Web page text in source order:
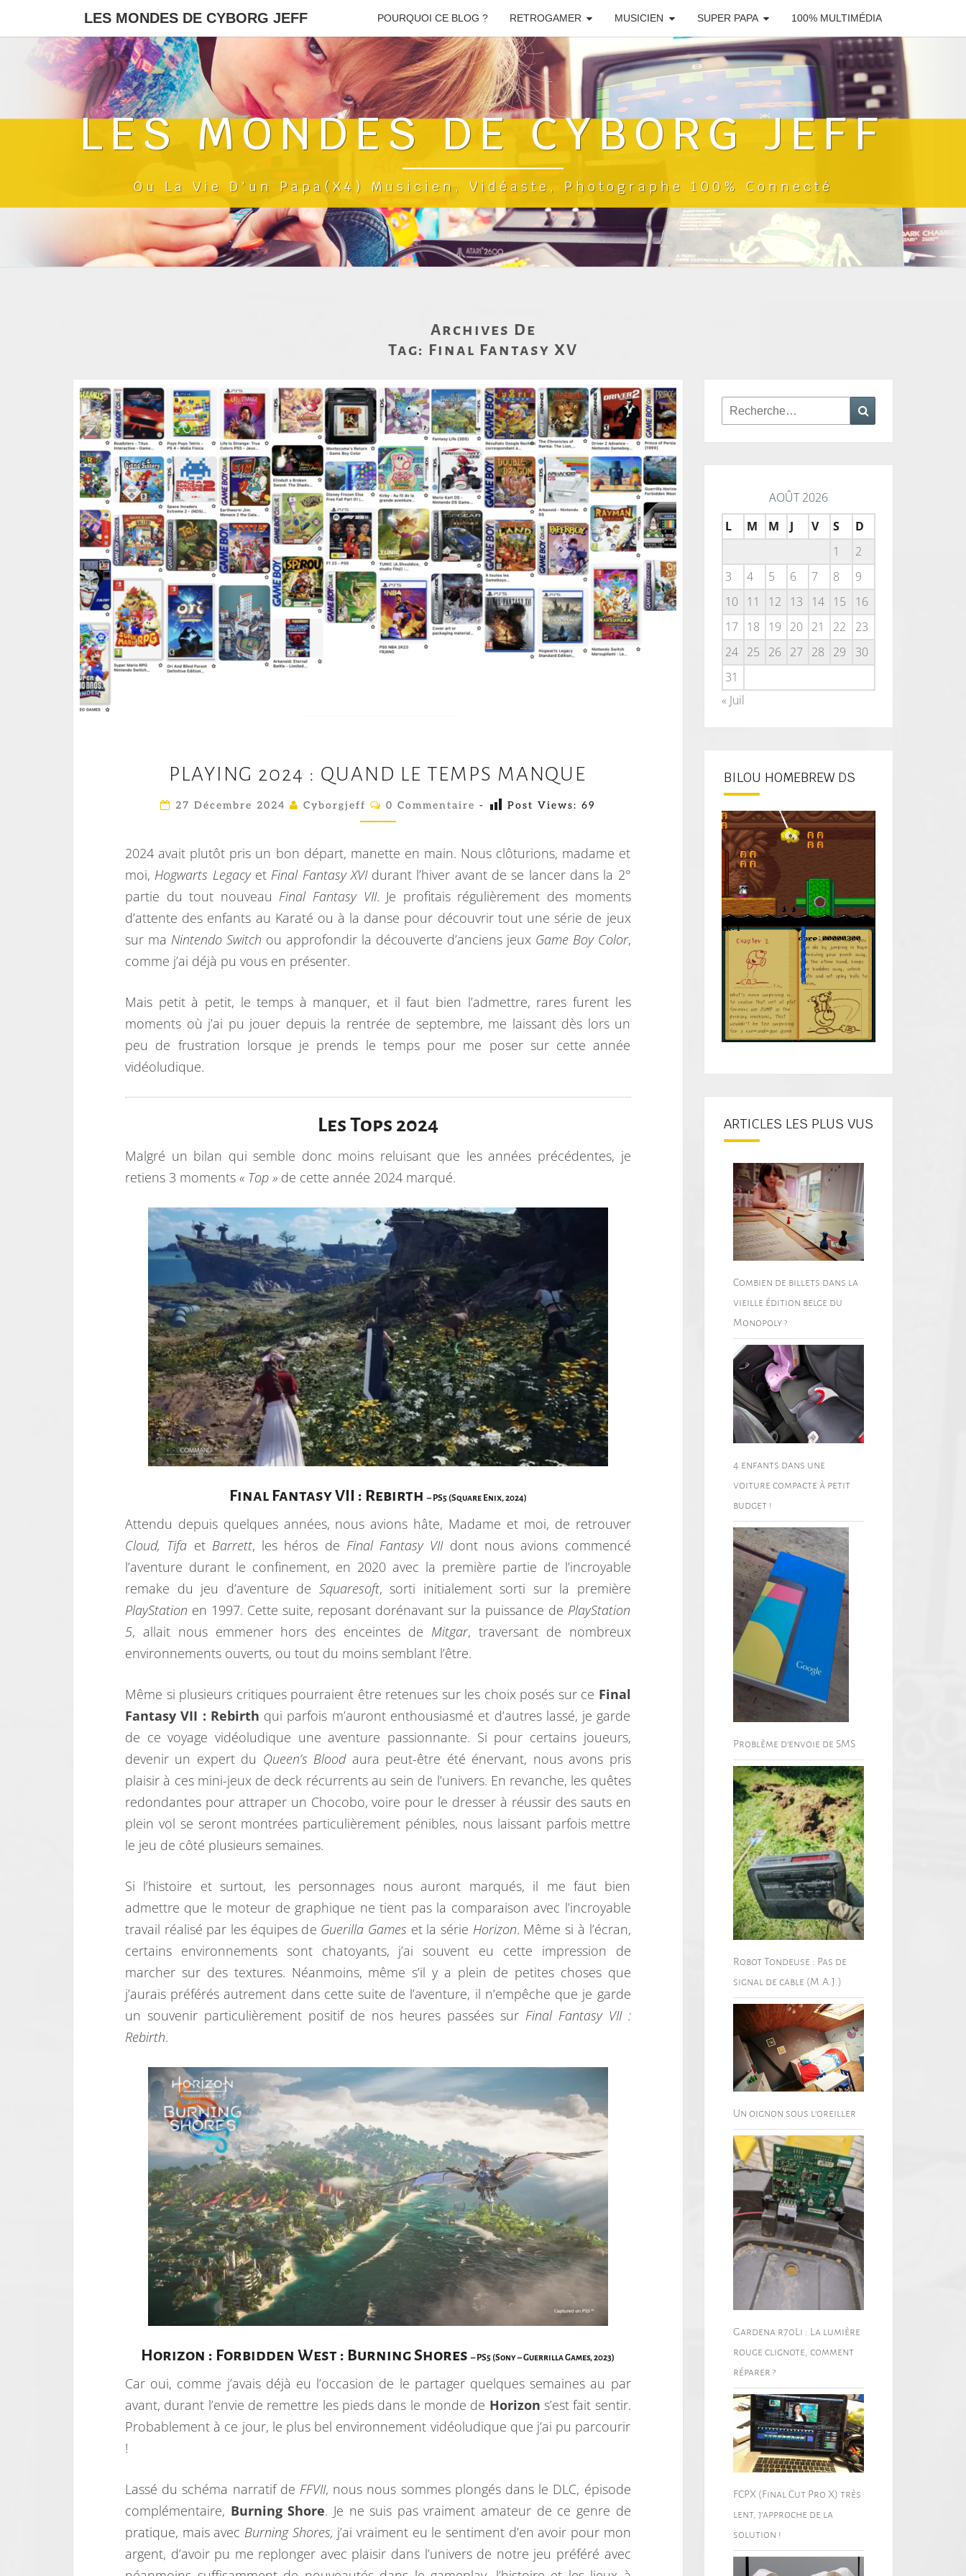
LES MONDES DE CYBORG JEFF POURQUOI CE BLOG ? RETROGAMER MUSICIEN SUPER PAPA 100% MULTIMÉDIA
LES MONDES DE CYBORG JEFF
Ou La Vie D'un Papa(x4) Musicien, Vidéaste, Photographe 100% Connecté
Archives De
Tag: Final Fantasy XV
L
A
Y
N
2
0
Q
U
D
L
M
P
S
M
A
N
Q
U
E
PLAYING 2024 : QUAND LE TEMPS MANQUE
27 Décembre 2024 Cyborgjeff
C
M
E
N
T
A
R
E
0 Commentaire - Post Views: 69
2024 avait plutôt pris un bon départ, manette en main. Nous clôturions, madame et
moi, Hogwarts Legacyet Final Fantasy XVIdurant l’hiver avant de se lancer dans la 2°
partie du tout nouveau Final Fantasy VII. Je profitais régulièrement des moments
d’attente des enfants au Karaté ou à la danse pour découvrir tout une série de jeux
sur ma Nintendo Switch ou approfondir la découverte d’anciens jeux Game Boy Color,
comme j’ai déjà pu vous en présenter.
Mais petit à petit, le temps à manquer, et il faut bien l’admettre, rares furent les
moments où j’ai pu jouer depuis la rentrée de septembre, me laissant dès lors un
peu de frustration lorsque je prends le temps pour me poser sur cette année
vidéoludique.
Les Tops 2024
Malgré un bilan qui semble donc moins reluisant que les années précédentes, je
retiens 3 moments « Top » de cette année 2024 marqué.
Final Fantasy VII : Rebirth– PS5 (Square Enix, 2024)
Attendu depuis quelques années, nous avions hâte, Madame et moi, de retrouver
Cloud, Tifa et Barrett, les héros de Final Fantasy VIIdont nous avions commencé
l’aventure durant le confinement, en 2020 avec la première partie de l’incroyable
remake du jeu d’aventure de Squaresoft, sorti initialement sorti sur la première
PlayStation en 1997. Cette suite, reposant dorénavant sur la puissance de PlayStation
5, allait nous emmener hors des enceintes de Mitgar, traversant de nombreux
environnements ouverts, ou tout du moins semblant l’être.
Même si plusieurs critiques pourraient être retenues sur les choix posés sur ce Final
Fantasy VII : Rebirth qui parfois m’auront enthousiasmé et d’autres lassé, je garde
de ce voyage vidéoludique une aventure passionnante. Si pour certains joueurs,
devenir un expert du Queen’s Bloodaura peut-être été énervant, nous avons pris
plaisir à ces mini-jeux de deck récurrents au sein de l’univers. En revanche, les quêtes
redondantes pour attraper un Chocobo, voire pour le dresser à réussir des sauts en
plein vol se seront montrées particulièrement pénibles, nous laissant parfois mettre
le jeu de côté plusieurs semaines.
Si l’histoire et surtout, les personnages nous auront marqués, il me faut bien
admettre que le moteur de graphique ne tient pas la comparaison avec l’incroyable
travail réalisé par les équipes de Guerilla Games et la série Horizon. Même si à l’écran,
certains environnements sont chatoyants, j’ai souvent eu cette impression de
marcher sur des textures. Néanmoins, même s’il y a plein de petites choses que
j’aurais préférés autrement dans cette suite de l’aventure, il n’empêche que je garde
un souvenir particulièrement positif de nos heures passées sur Final Fantasy VII :
Rebirth.
Horizon : Forbidden West : Burning Shores– PS5 (Sony – Guerrilla Games, 2023)
Car oui, comme j’avais déjà eu l’occasion de le partager quelques semaines au par
avant, durant l’envie de remettre les pieds dans le monde de Horizon s’est fait sentir.
Probablement à ce jour, le plus bel environnement vidéoludique que j’ai pu parcourir
!
Lassé du schéma narratif de FFVII, nous nous sommes plongés dans le DLC, épisode
complémentaire, Burning Shore. Je ne suis pas vraiment amateur de ce genre de
pratique, mais avec Burning Shores, j’ai vraiment eu le sentiment d’en avoir pour mon
argent, d’avoir pu me replonger avec plaisir dans l’univers de notre jeu préféré avec
Rechercher :
AOÛT 2026
L
M M J V S
D
1
2
3
4 5 6 7 8
9
10
11 12 13 14 15
16
17
18 19 20 21 22
23
24
25 26 27 28 29
30
31
« Juil
BILOU HOMEBREW DS
ARTICLES LES PLUS VUS
Combien de billets dans la
vieille édition belge du
Monopoly ?
4 enfants dans une
voiture compacte à petit
budget !
Problème d’envoie de SMS
Robot Tondeuse : Pas de
signal de cable (M.A.J.)
Un oignon sous l’oreiller
Gardena r70Li : La lumière
rouge clignote, comment
réparer ?
FCPX (Final Cut Pro X) très
lent, j’approche de la
solution !